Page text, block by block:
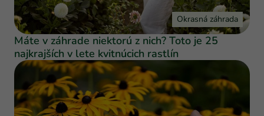
Okrasná záhrada
Máte v záhrade niektorú z nich? Toto je 25
najkrajších v lete kvitnúcich rastlín